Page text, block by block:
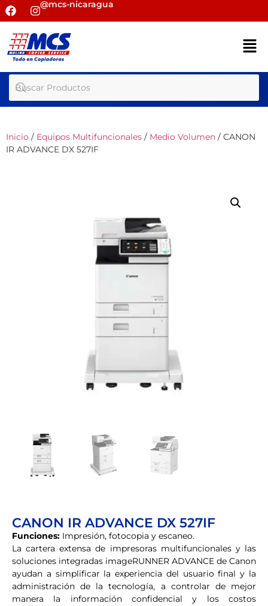
@mcs-nicaragua
Inicio / Equipos Multifuncionales / Medio Volumen / CANON
IR ADVANCE DX 527IF
CANON IR ADVANCE DX 527IF
Funciones: Impresión, fotocopia y escaneo.
La cartera extensa de impresoras multifuncionales y las
soluciones integradas imageRUNNER ADVANCE de Canon
ayudan a simplificar la experiencia del usuario final y la
administración de la tecnología, a controlar de mejor
manera la información confidencial y los costos